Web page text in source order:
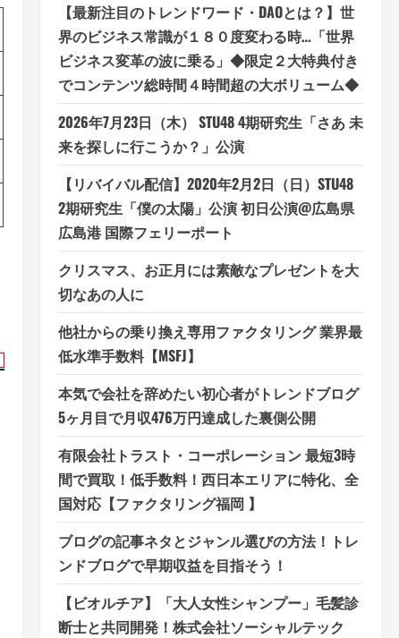
【最新注目のトレンドワード・DAOとは？】世
界のビジネス常識が１８０度変わる時…「世界
ビジネス変革の波に乗る」◆限定２大特典付き
でコンテンツ総時間４時間超の大ボリューム◆
2026年7月23日（木） STU48 4期研究生「さあ 未
来を探しに行こうか？」公演
【リバイバル配信】2020年2月2日（日）STU48
2期研究生「僕の太陽」公演 初日公演@広島県
広島港 国際フェリーポート
クリスマス、お正月には素敵なプレゼントを大
切なあの人に
他社からの乗り換え専用ファクタリング 業界最
低水準手数料【MSFJ】
本気で会社を辞めたい初心者がトレンドブログ
5ヶ月目で月収476万円達成した裏側公開
有限会社トラスト・コーポレーション 最短3時
間で買取！低手数料！西日本エリアに特化、全
国対応【ファクタリング福岡 】
ブログの記事ネタとジャンル選びの方法！トレ
ンドブログで早期収益を目指そう！
【ビオルチア】「大人女性シャンプー」毛髪診
断士と共同開発！株式会社ソーシャルテック